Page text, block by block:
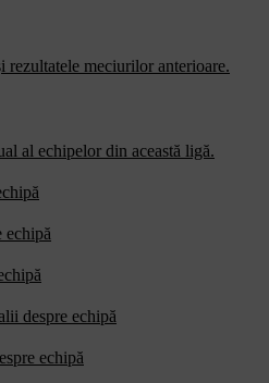
meciurilor anterioare.
al echipelor din această ligă.
echipă
despre echipă
echipă